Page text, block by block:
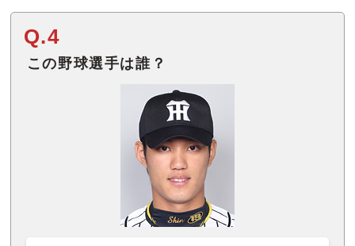
Q.4
この野球選手は誰？